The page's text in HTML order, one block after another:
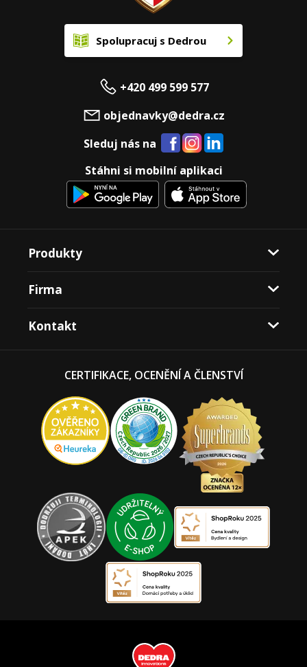
Spolupracuj s Dedrou
+420 499 599 577
objednavky@dedra.cz
Sleduj nás na
Stáhni si mobilní aplikaci
Produkty
Firma
Kontakt
CERTIFIKACE, OCENĚNÍ A ČLENSTVÍ